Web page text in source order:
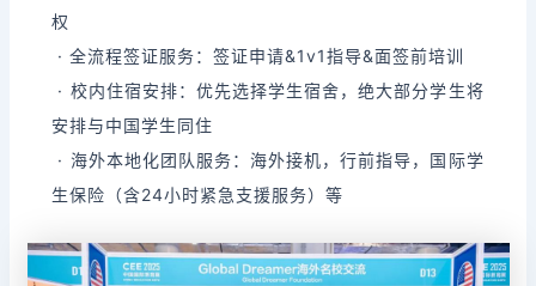
权
· 全流程签证服务：签证申请&1v1指导&面签前培训
· 校内住宿安排：优先选择学生宿舍，绝大部分学生将
安排与中国学生同住
· 海外本地化团队服务：海外接机，行前指导，国际学
生保险（含24小时紧急支援服务）等